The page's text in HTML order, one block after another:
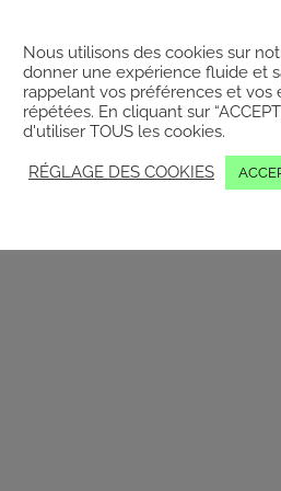
Nous utilisons des cookies sur
donner une expérience fluide et
rappelant vos préférences et vos
répétées. En cliquant sur
d'utiliser TOUS les cookies.
RÉGLAGE DES COOKIES